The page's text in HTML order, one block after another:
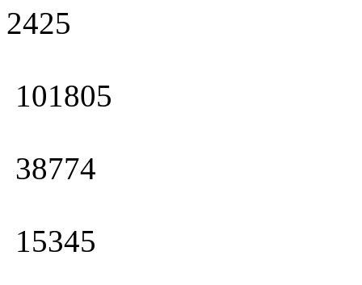
2425
101805
38774
15345